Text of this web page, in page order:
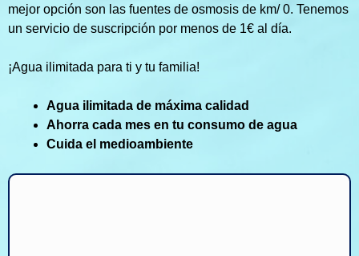
mejor opción son las fuentes de osmosis de km/ 0. Tenemos
un servicio de suscripción por menos de 1€ al día.
¡Agua ilimitada para ti y tu familia!
Agua ilimitada de máxima calidad
Ahorra cada mes en tu consumo de agua
Cuida el medioambiente